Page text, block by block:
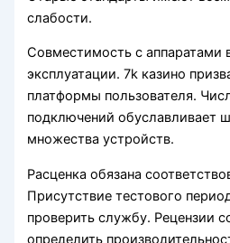
слабости.
Совместимость с аппаратами
эксплуатации. 7k казино
платформы пользователя.
подключений обуславливает
множества устройств.
Расценка обязана
Присутствие тестового
проверить службу. Рецензии
определить